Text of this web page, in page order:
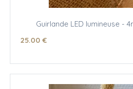
Guirlande LED lumineuse -
25.00 €